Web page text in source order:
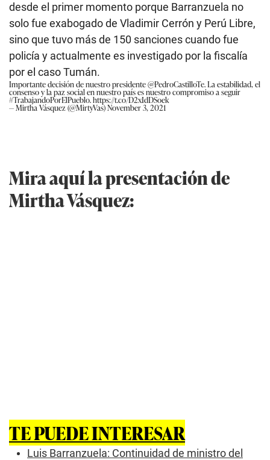
desde el primer momento porque Barranzuela no
solo fue exabogado de Vladimir Cerrón y Perú Libre,
sino que tuvo más de 150 sanciones cuando fue
policía y actualmente es investigado por la fiscalía
por el caso Tumán.
Importante decisión de nuestro presidente@PedroCastilloTe. La estabilidad, el
consenso y la paz social en nuestro país es nuestro compromiso a seguir
#TrabajandoPorElPueblo.https://t.co/D2xIdDSoek
— Mirtha Vásquez (@MirtyVas)November 3, 2021
Mira aquí la presentación de
Mirtha Vásquez:
TE PUEDE INTERESAR
Luis Barranzuela: Continuidad de ministro del